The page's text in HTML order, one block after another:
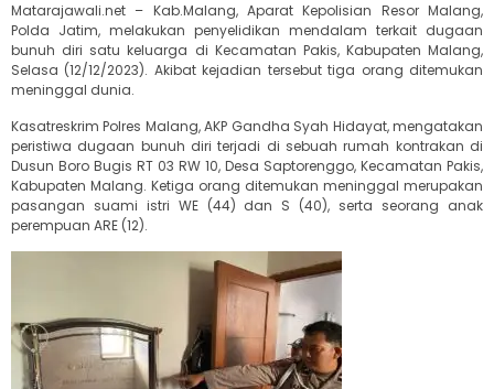
Matarajawali.net – Kab.Malang, Aparat Kepolisian Resor Malang,
Polda Jatim, melakukan penyelidikan mendalam terkait dugaan
bunuh diri satu keluarga di Kecamatan Pakis, Kabupaten Malang,
Selasa (12/12/2023). Akibat kejadian tersebut tiga orang ditemukan
meninggal dunia.
Kasatreskrim Polres Malang, AKP Gandha Syah Hidayat, mengatakan
peristiwa dugaan bunuh diri terjadi di sebuah rumah kontrakan di
Dusun Boro Bugis RT 03 RW 10, Desa Saptorenggo, Kecamatan Pakis,
Kabupaten Malang. Ketiga orang ditemukan meninggal merupakan
pasangan suami istri WE (44) dan S (40), serta seorang anak
perempuan ARE (12).